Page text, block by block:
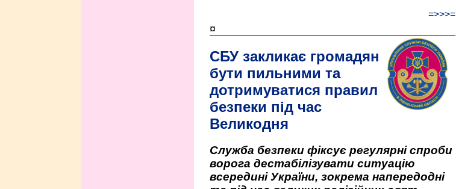
=>>>=
¤
СБУ закликає громадян
бути пильними та
дотримуватися правил
безпеки під час
Великодня
Служба безпеки фіксує регулярні спроби
ворога дестабілізувати ситуацію
всередині України, зокрема напередодні